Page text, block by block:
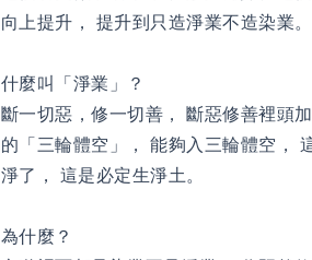
向上提升， 提升到只造淨業不造染業
什麼叫「淨業」？
斷一切惡，修一切善， 斷惡修善裡頭
的「三輪體空」， 能夠入三輪體空，
淨了， 這是必定生淨土。
為什麼？